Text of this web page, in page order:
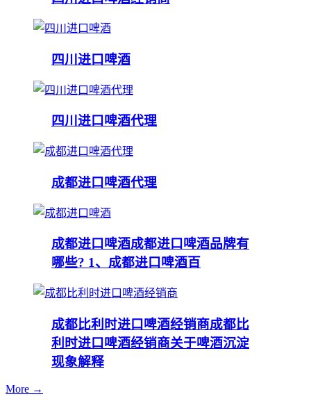
四川进口啤酒
四川进口啤酒代理
成都进口啤酒代理
成都进口啤酒成都进口啤酒品牌有
哪些? 1、成都进口啤酒百
成都比利时进口啤酒经销商成都比
利时进口啤酒经销商关于啤酒沉淀
现象解释
More →